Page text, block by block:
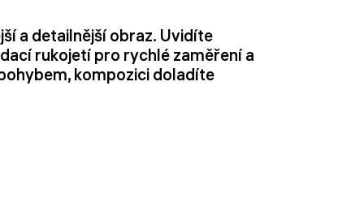
a detailnější obraz. Uvidíte
rukojetí pro rychlé zaměření a
kompozici doladíte